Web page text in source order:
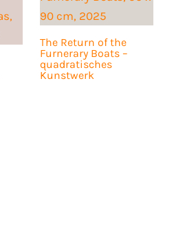
The Return of the
Furnerary Boats –
quadratisches
Kunstwerk